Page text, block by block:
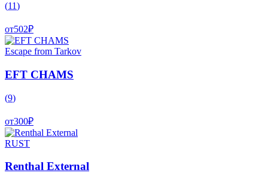
(11)
от502₽
Escape from Tarkov
EFT CHAMS
(9)
от300₽
RUST
Renthal External